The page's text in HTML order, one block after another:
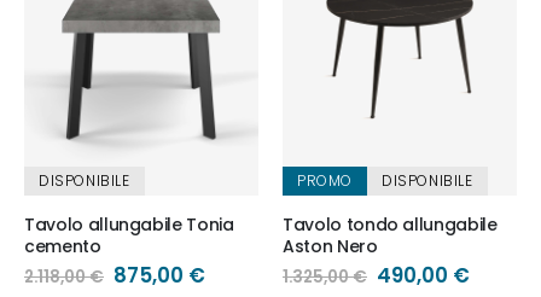
DISPONIBILE
Tavolo allungabile Tonia
cemento
2.118,00 € Prezzo
speciale
875,00 €
PROMO DISPONIBILE
Tavolo tondo allungabile
Aston Nero
1.325,00 € Prezzo
speciale
490,00 €